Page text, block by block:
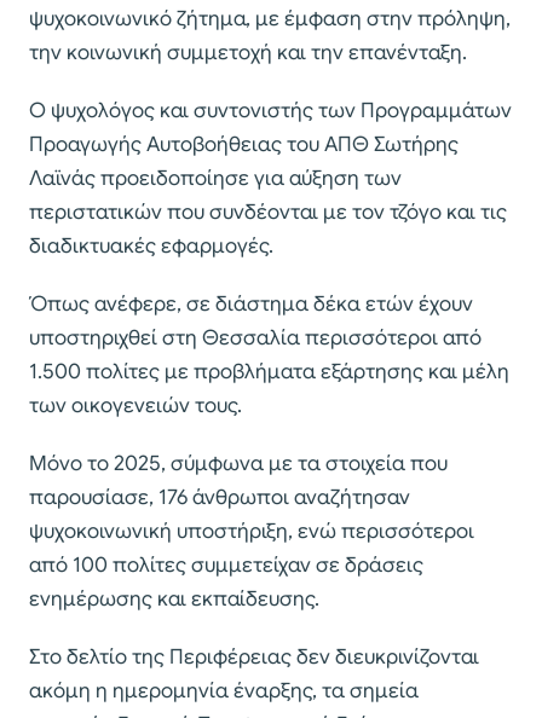
ψυχοκοινωνικό ζήτημα, με έμφαση στην πρόληψη,
την κοινωνική συμμετοχή και την επανένταξη.
Ο ψυχολόγος και συντονιστής των Προγραμμάτων
Προαγωγής Αυτοβοήθειας του ΑΠΘ Σωτήρης
Λαϊνάς προειδοποίησε για αύξηση των
περιστατικών που συνδέονται με τον τζόγο και τις
διαδικτυακές εφαρμογές.
Όπως ανέφερε, σε διάστημα δέκα ετών έχουν
υποστηριχθεί στη Θεσσαλία περισσότεροι από
1.500 πολίτες με προβλήματα εξάρτησης και μέλη
των οικογενειών τους.
Μόνο το 2025, σύμφωνα με τα στοιχεία που
παρουσίασε, 176 άνθρωποι αναζήτησαν
ψυχοκοινωνική υποστήριξη, ενώ περισσότεροι
από 100 πολίτες συμμετείχαν σε δράσεις
ενημέρωσης και εκπαίδευσης.
Στο δελτίο της Περιφέρειας δεν διευκρινίζονται
ακόμη η ημερομηνία έναρξης, τα σημεία